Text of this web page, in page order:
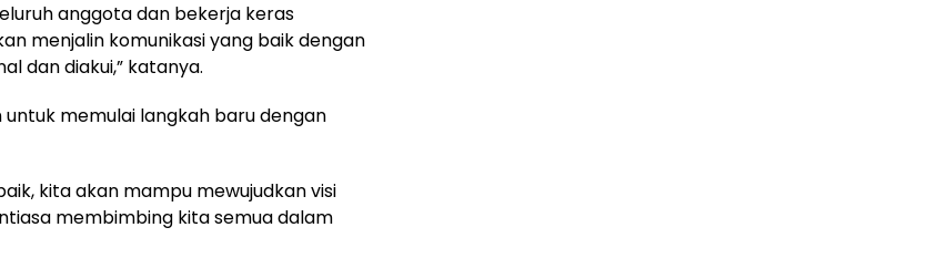
anggota dan bekerja keras
menjalin komunikasi yang baik dengan
dan diakui,” katanya.
memulai langkah baru dengan
kita akan mampu mewujudkan visi
membimbing kita semua dalam